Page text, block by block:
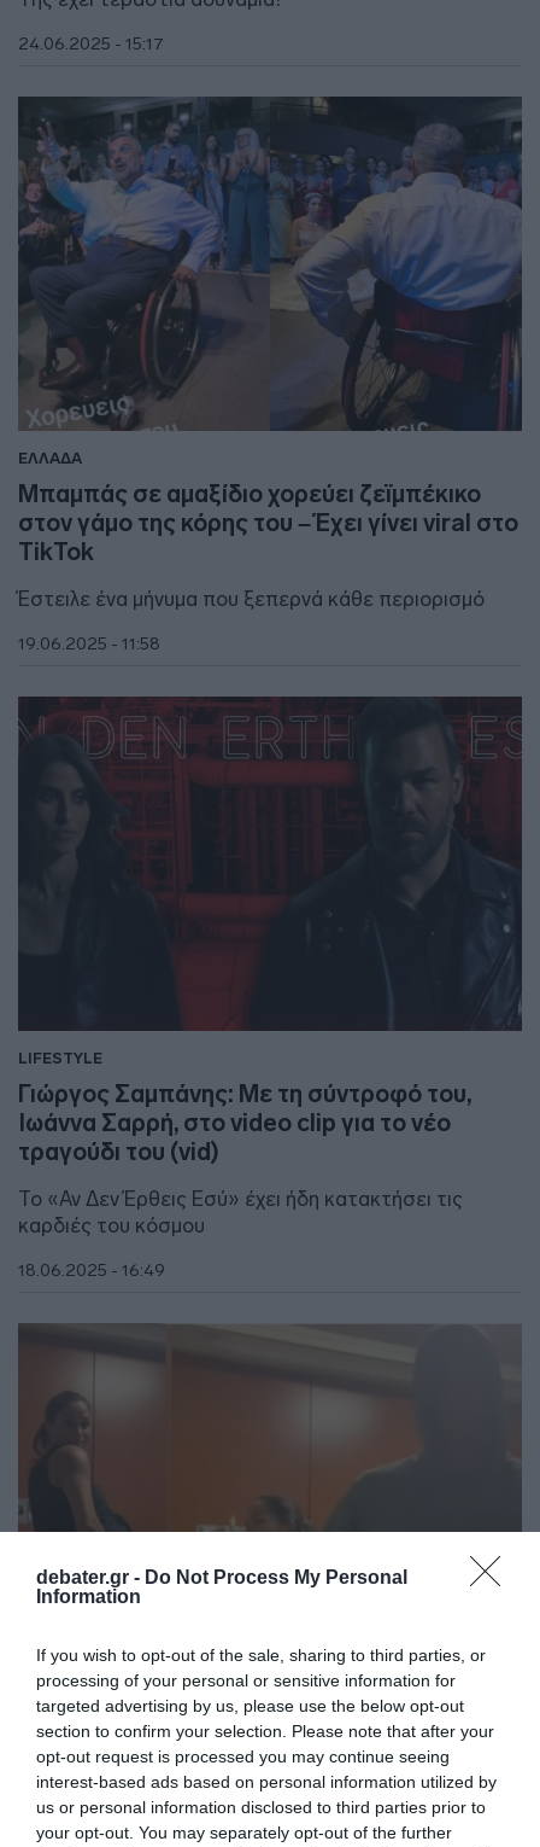
debater.gr - Do Not Process My Personal
Information
If you wish to opt-out of the sale, sharing to third parties, or
processing of your personal or sensitive information for
targeted advertising by us, please use the below opt-out
section to confirm your selection. Please note that after your
opt-out request is processed you may continue seeing
interest-based ads based on personal information utilized by
us or personal information disclosed to third parties prior to
your opt-out. You may separately opt-out of the further
24.06.2025 - 15:17
ΕΛΛΑΔΑ
Μπαμπάς σε αμαξίδιο χορεύει ζεϊμπέκικο
στον γάμο της κόρης του – Έχει γίνει viral στο
TikTok
Έστειλε ένα μήνυμα που ξεπερνά κάθε περιορισμό
19.06.2025 - 11:58
LIFESTYLE
Γιώργος Σαμπάνης: Mε τη σύντροφό του,
Ιωάννα Σαρρή, στο video clip για το νέο
τραγούδι του (vid)
Το «Αν Δεν Έρθεις Εσύ» έχει ήδη κατακτήσει τις
καρδιές του κόσμου
18.06.2025 - 16:49
LIFESTYLE
Μέγκαν Μαρκλ: Το σπάνιο βίντεο που κάνει
twerking με τον Πρίγκιπα Χάρι στην αίθουσα
τοκετού
“Σαν σήμερα πριν τέσσερα χρόνια, συνέβη και αυτό"